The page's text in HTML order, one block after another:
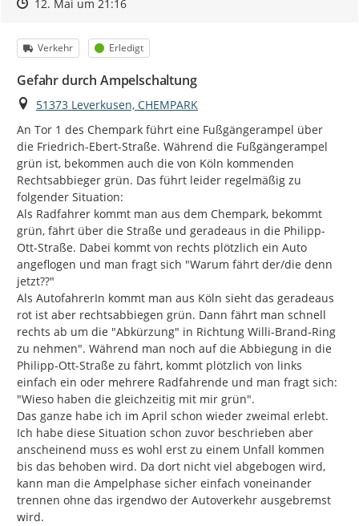
Zeitpunkt des Erstellens
Zeitpunkt des Erstellens
12. Mai um 21:16Zur Äußerung
Kategorie
Verkehr Status
Erledigt
Gefahr durch Ampelschaltung
Ort
51373 Leverkusen, CHEMPARK
An Tor 1 des Chempark führt eine Fußgängerampel über
die Friedrich-Ebert-Straße. Während die Fußgängerampel
grün ist, bekommen auch die von Köln kommenden
Rechtsabbieger grün. Das führt leider regelmäßig zu
folgender Situation:
Als Radfahrer kommt man aus dem Chempark, bekommt
grün, fährt über die Straße und geradeaus in die Philipp-
Ott-Straße. Dabei kommt von rechts plötzlich ein Auto
angeflogen und man fragt sich "Warum fährt der/die denn
jetzt??"
Als AutofahrerIn kommt man aus Köln sieht das geradeaus
rot ist aber rechtsabbiegen grün. Dann fährt man schnell
rechts ab um die "Abkürzung" in Richtung Willi-Brand-Ring
zu nehmen". Während man noch auf die Abbiegung in die
Philipp-Ott-Straße zu fährt, kommt plötzlich von links
einfach ein oder mehrere Radfahrende und man fragt sich:
"Wieso haben die gleichzeitig mit mir grün".
Das ganze habe ich im April schon wieder zweimal erlebt.
Ich habe diese Situation schon zuvor beschrieben aber
anscheinend muss es wohl erst zu einem Unfall kommen
bis das behoben wird. Da dort nicht viel abgebogen wird,
kann man die Ampelphase sicher einfach voneinander
trennen ohne das irgendwo der Autoverkehr ausgebremst
wird.